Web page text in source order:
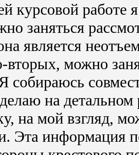
курсовой
заняться
является
вторых, можно
собираюсь
на
на мой взгляд,
Эта информация